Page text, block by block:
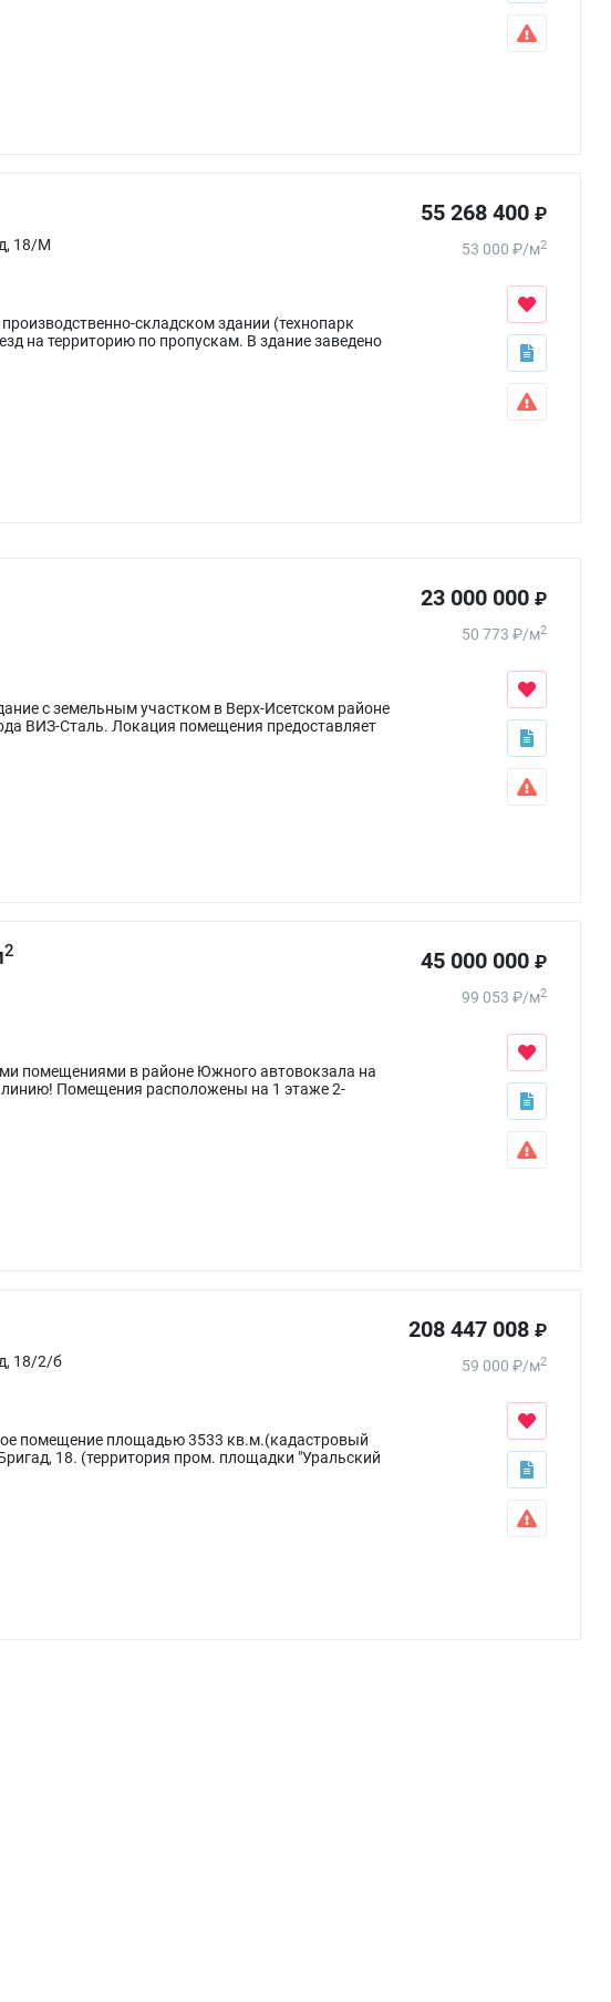
18/М
складском здании (технопарк
на территорию по пропускам. В здание заведено
55 268 400 ₽
53 000 ₽/м2
с земельным участком в Верх-Исетском районе
ВИЗ-Сталь. Локация помещения предоставляет
23 000 000 ₽
50 773 ₽/м2
2
помещениями в районе Южного автовокзала на
Помещения расположены на 1 этаже 2-
45 000 000 ₽
99 053 ₽/м2
18/2/б
помещение площадью 3533 кв.м.(кадастровый
18. (территория пром. площадки "Уральский
208 447 008 ₽
59 000 ₽/м2